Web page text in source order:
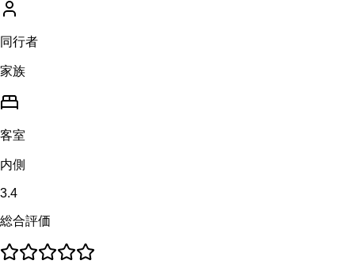
同行者
家族
客室
内側
3.4
総合評価